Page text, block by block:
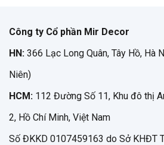
Công ty Cổ phần Mir Decor
HN: 366 Lạc Long Quân, Tây Hồ, Hà
Niên)
HCM: 112 Đường Số 11, Khu đô thị
2, Hồ Chí Minh, Việt Nam
Số ĐKKD 0107459163 do Sở KHĐT